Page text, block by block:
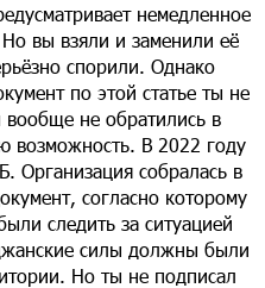
немедленное
вы взяли и заменили её
спорили. Однако
по этой статье ты не
не обратились в
возможность. В 2022 году
Организация собралась в
согласно которому
следить за ситуацией
силы должны были
Но ты не подписал